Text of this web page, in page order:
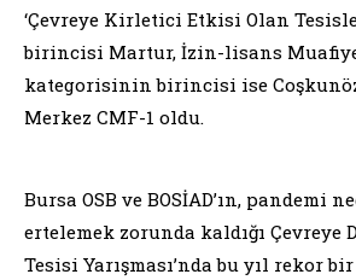
‘Çevreye Kirletici Etkisi Olan
birincisi Martur, İzin-lisans
kategorisinin birincisi ise
Merkez CMF-1 oldu.
Bursa OSB ve BOSİAD’ın, pandemi
ertelemek zorunda kaldığı Çevreye
Tesisi Yarışması’nda bu yıl rekor